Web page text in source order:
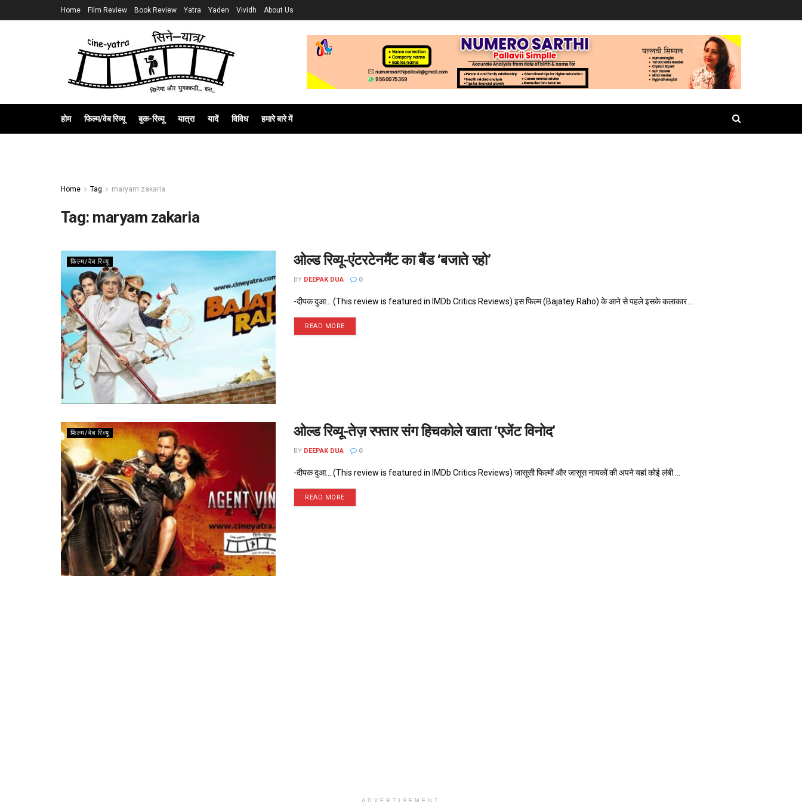
Home Film Review Book Review Yatra Yaden Vividh About Us
होम फिल्म/वेब रिव्यू बुक-रिव्यू यात्रा यादें विविध हमारे बारे में
Home Tag maryam zakaria
Tag: maryam zakaria
फिल्म/वेब रिव्यू ओल्ड रिव्यू-एंटरटेनमैंट का बैंड ‘बजाते रहो’
BY DEEPAK DUA 0
-दीपक दुआ... (This review is featured in IMDb Critics Reviews) इस फिल्म (Bajatey Raho) के आने से पहले इसके कलाकार ...
READ MORE
फिल्म/वेब रिव्यू ओल्ड रिव्यू-तेज़ रफ्तार संग हिचकोले खाता ‘एजेंट विनोद’
BY DEEPAK DUA 0
-दीपक दुआ... (This review is featured in IMDb Critics Reviews) जासूसी फिल्मों और जासूस नायकों की अपने यहां कोई लंबी ...
READ MORE
ADVERTISEMENT